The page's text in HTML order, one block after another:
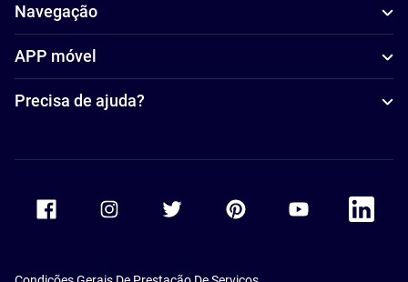
Navegação
APP móvel
Precisa de ajuda?
Accor Youtube
Accor